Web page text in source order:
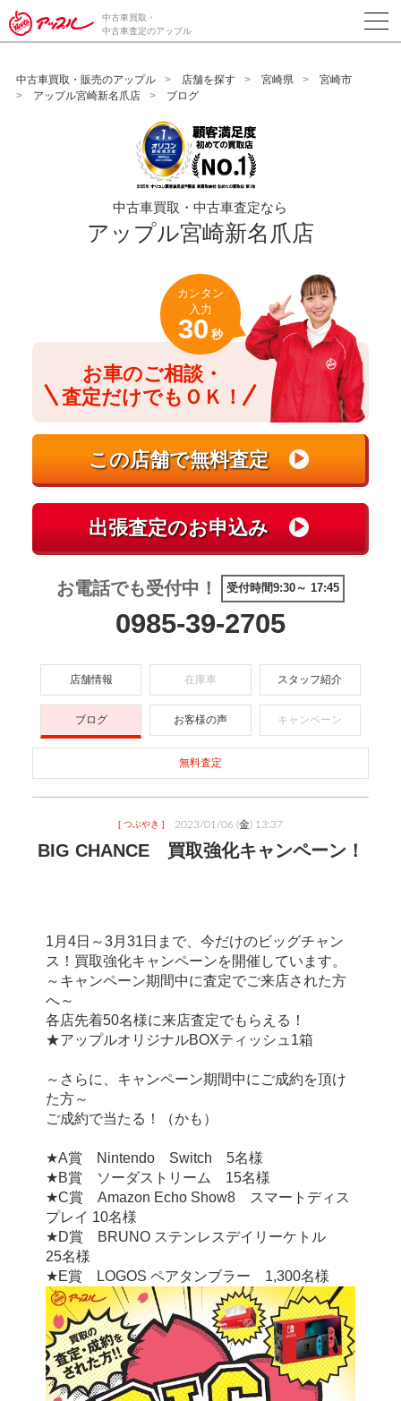
/*ABテスト_新規査定フォームの為のCVボタン*/
中古車買取・
中古車査定のアップル
中古車買取・販売のアップル 店舗を探す 宮崎県
宮崎市
アップル宮崎新名爪店
ブログ
中古車買取・中古車査定なら
アップル宮崎新名爪店
お車のご相談・
査定だけでもＯＫ！
カンタン
入力
30 秒
お電話でも受付中！ 受付時間9:30～ 17:45
0985-39-2705
店舗情報 在庫車 スタッフ紹介
ブログ お客様の声 キャンペーン
無料査定
[ つぶやき ] 2023/01/06 (金) 13:37
BIG CHANCE 買取強化キャンペーン！
1月4日～3月31日まで、今だけのビッグチャン
ス！買取強化キャンペーンを開催しています。
～キャンペーン期間中に査定でご来店された方
へ～
各店先着50名様に来店査定でもらえる！
★アップルオリジナルBOXティッシュ1箱
～さらに、キャンペーン期間中にご成約を頂け
た方～
ご成約で当たる！（かも）
★A賞　Nintendo　Switch　5名様
★B賞　ソーダストリーム　15名様
★C賞　Amazon Echo Show8　スマートディス
プレイ 10名様
★D賞　BRUNO ステンレスデイリーケトル
25名様
★E賞　LOGOS ペアタンブラー　1,300名様